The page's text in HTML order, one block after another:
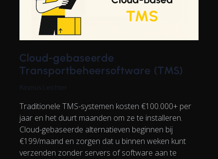
Cloud-gebaseerde
Transportbeheersoftware (TMS)
Rasmus Leichter
Traditionele TMS-systemen kosten €100.000+ per
jaar en het duurt maanden om ze te installeren.
Cloud-gebaseerde alternatieven beginnen bij
€199/maand en zorgen dat u binnen weken kunt
verzenden zonder servers of software aan te